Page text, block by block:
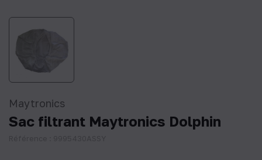
Maytronics
Sac filtrant Maytronics Dolphin